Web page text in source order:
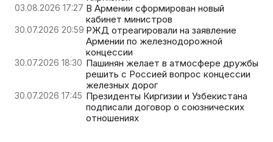
03.08.2026 17:27 В Армении сформирован новый
кабинет министров
30.07.2026 20:59 РЖД отреагировали на заявление
Армении по железнодорожной
концессии
30.07.2026 18:30 Пашинян желает в атмосфере дружбы
решить с Россией вопрос концессии
железных дорог
30.07.2026 17:45 Президенты Киргизии и Узбекистана
подписали договор о союзнических
отношениях